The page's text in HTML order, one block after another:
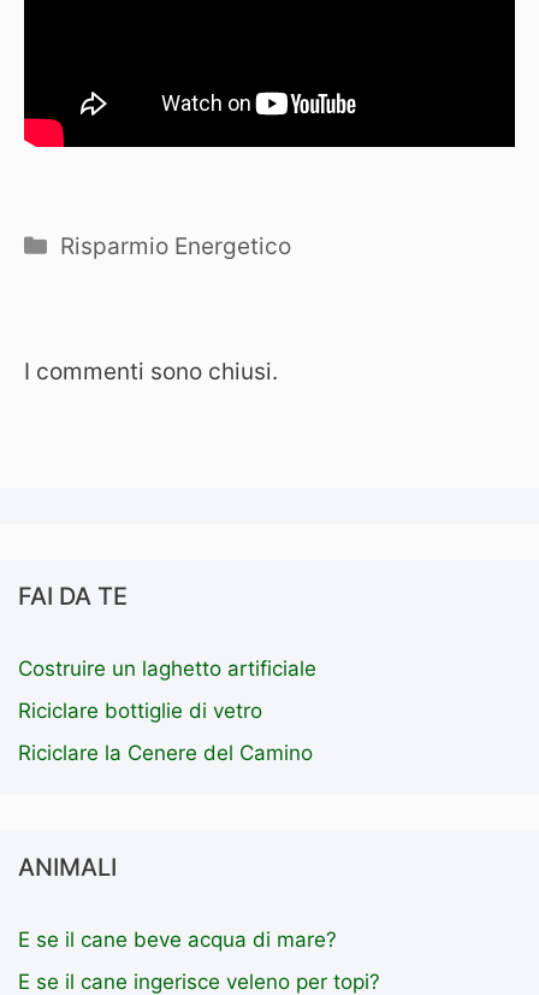
Categorie
Risparmio Energetico
I commenti sono chiusi.
FAI DA TE
Costruire un laghetto artificiale
Riciclare bottiglie di vetro
Riciclare la Cenere del Camino
ANIMALI
E se il cane beve acqua di mare?
E se il cane ingerisce veleno per topi?